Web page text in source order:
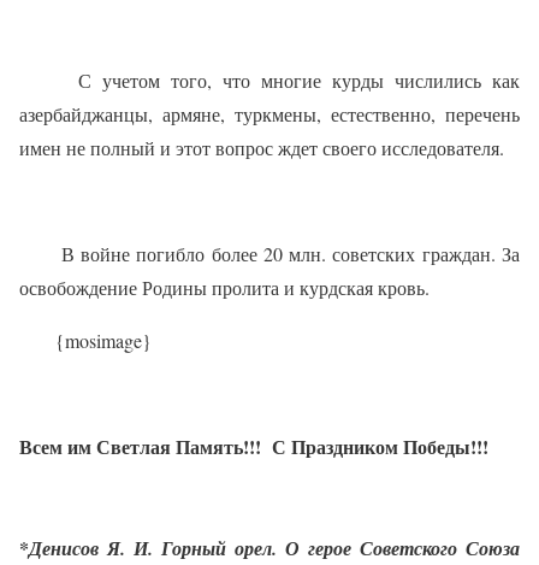
С учетом того, что многие курды числились как
азербайджанцы, армяне, туркмены, естественно, перечень
имен не полный и этот вопрос ждет своего исследователя.
В войне погибло более 20 млн. советских граждан. За
освобождение Родины пролита и курдская кровь.
{mosimage}
Всем им Светлая Память!!! С Праздником Победы!!!
*Денисов Я. И. Горный орел. О герое Советского Союза